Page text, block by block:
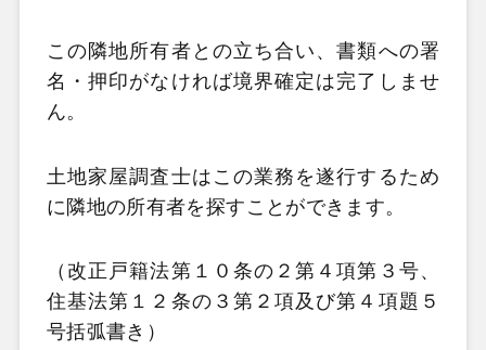
この隣地所有者との立ち合い、書類への署
名・押印がなければ境界確定は完了しませ
ん。
土地家屋調査士はこの業務を遂行するため
に隣地の所有者を探すことができます。
（改正戸籍法第１０条の２第４項第３号、
住基法第１２条の３第２項及び第４項題５
号括弧書き）